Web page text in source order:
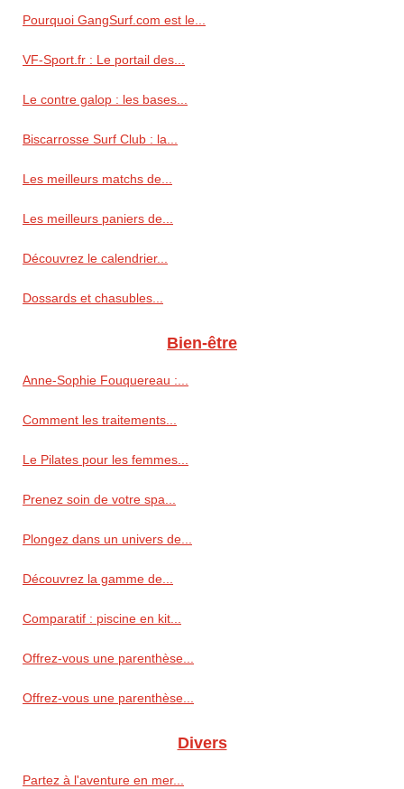
Pourquoi GangSurf.com est le...
VF-Sport.fr : Le portail des...
Le contre galop : les bases...
Biscarrosse Surf Club : la...
Les meilleurs matchs de...
Les meilleurs paniers de...
Découvrez le calendrier...
Dossards et chasubles...
Bien-être
Anne‑Sophie Fouquereau :...
Comment les traitements...
Le Pilates pour les femmes...
Prenez soin de votre spa...
Plongez dans un univers de...
Découvrez la gamme de...
Comparatif : piscine en kit...
Offrez-vous une parenthèse...
Offrez-vous une parenthèse...
Divers
Partez à l'aventure en mer...